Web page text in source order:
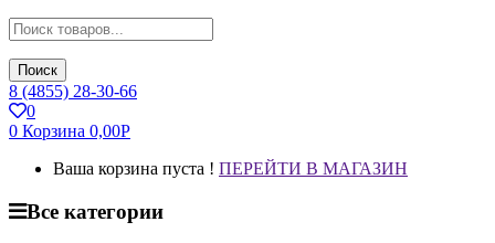
Поиск
8 (4855) 28-30-66
0
0 Корзина 0,00Р
Ваша корзина пуста ! ПЕРЕЙТИ В МАГАЗИН
Все категории